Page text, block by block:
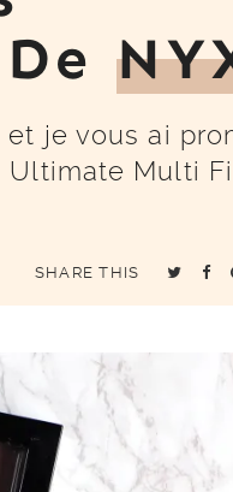
je vous ai
Multi
SHARE THIS